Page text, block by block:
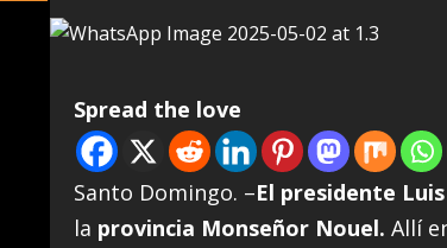
Spread the love
Santo Domingo. –El presidente
la provincia Monseñor Nouel. Allí